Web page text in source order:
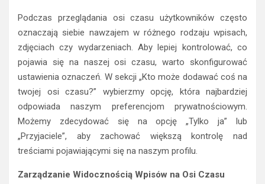
Podczas przeglądania osi czasu użytkowników często
oznaczają siebie nawzajem w różnego rodzaju wpisach,
zdjęciach czy wydarzeniach. Aby lepiej kontrolować, co
pojawia się na naszej osi czasu, warto skonfigurować
ustawienia oznaczeń. W sekcji „Kto może dodawać coś na
twojej osi czasu?” wybierzmy opcję, która najbardziej
odpowiada naszym preferencjom prywatnościowym.
Możemy zdecydować się na opcję „Tylko ja” lub
„Przyjaciele”, aby zachować większą kontrolę nad
treściami pojawiającymi się na naszym profilu.
Zarządzanie Widocznością Wpisów na Osi Czasu